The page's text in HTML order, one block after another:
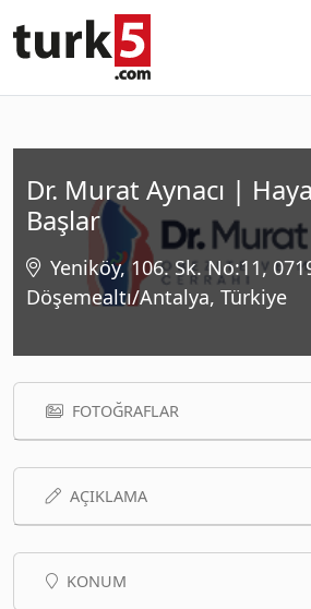
Dr. Murat Aynacı |
Başlar
Yeniköy, 106. Sk. No:11,
Döşemealtı/Antalya, Türkiye
FOTOĞRAFLAR
AÇIKLAMA
KONUM